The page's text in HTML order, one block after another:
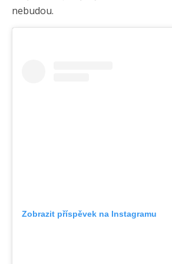
nebudou.
Zobrazit příspěvek na Instagramu